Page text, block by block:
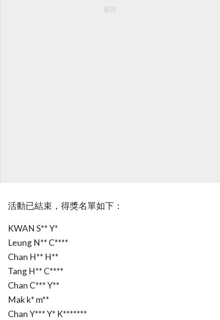
廣告
活動已結束，得獎名單如下：
KWAN S** Y*
Leung N** C****
Chan H** H**
Tang H** C****
Chan C*** Y**
Mak k* m**
Chan Y*** Y* K*******